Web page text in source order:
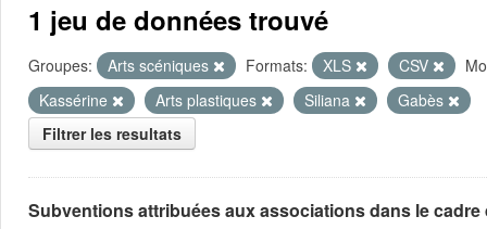
1 jeu de données trouvé
Groupes: Arts scéniques Formats: XLS CSV
Kassérine
Arts plastiques Siliana
Gabès
Filtrer les resultats
Subventions attribuées aux associations dans le